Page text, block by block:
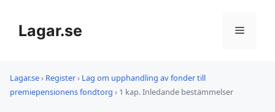
innehållLagar.se Meny
Lagar.se› Register› Lag om upphandling av fonder till
premiepensionens fondtorg › 1 kap. Inledande bestämmelser